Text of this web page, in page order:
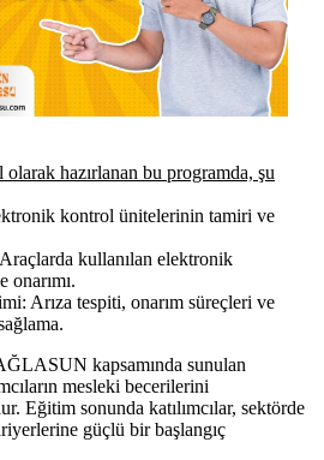
hazırlanan bu programda, şu
kontrol ünitelerinin tamiri ve
kullanılan elektronik
onarımı.
Arıza tespiti, onarım süreçleri ve
kapsamında sunulan
mesleki becerilerini
Eğitim sonunda katılımcılar, sektörde
güçlü bir başlangıç